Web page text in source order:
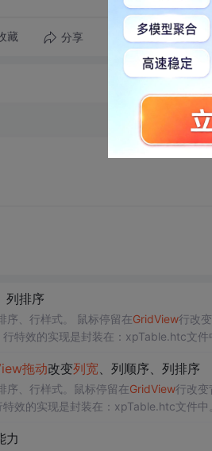
藏 分享 转发到动态
列排序
序、行样式。 鼠标停留在GridView行改
特效的实现是封装在：xpTable.htc文件
拖动改变列宽、列顺序、列排序
序、行样式。鼠标停留在GridView行改变
效的实现是封装在：xpTable.htc文件中。
力